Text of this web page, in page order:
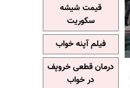
قیمت شیشه
سکوریت
فیلم آپنه خواب
درمان قطعی خروپف
در خواب